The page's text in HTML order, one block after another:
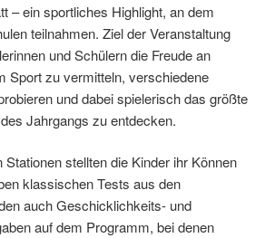
– ein sportliches Highlight, an dem
teilnahmen. Ziel der Veranstaltung
und Schülern die Freude an
Sport zu vermitteln, verschiedene
und dabei spielerisch das größte
Jahrgangs zu entdecken.
stellten die Kinder ihr Können
klassischen Tests aus den
auch Geschicklichkeits- und
auf dem Programm, bei denen